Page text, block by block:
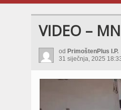
VIDEO –
od PrimoštenPlus I.P.
31 siječnja, 2025